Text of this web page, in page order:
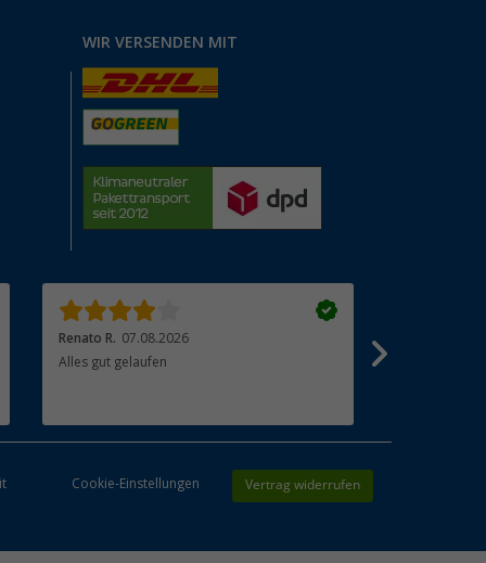
WIR VERSENDEN MIT
Renato R. 07.08.2026
Alles gut gelaufen
Cookie-Einstellungen Vertrag widerrufen